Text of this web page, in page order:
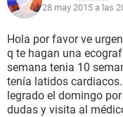
28 may 2015 a las
Hola por favor ve
q te hagan una
semana tenia 10
tenía latidos
legrado el domingo
dudas y visita al